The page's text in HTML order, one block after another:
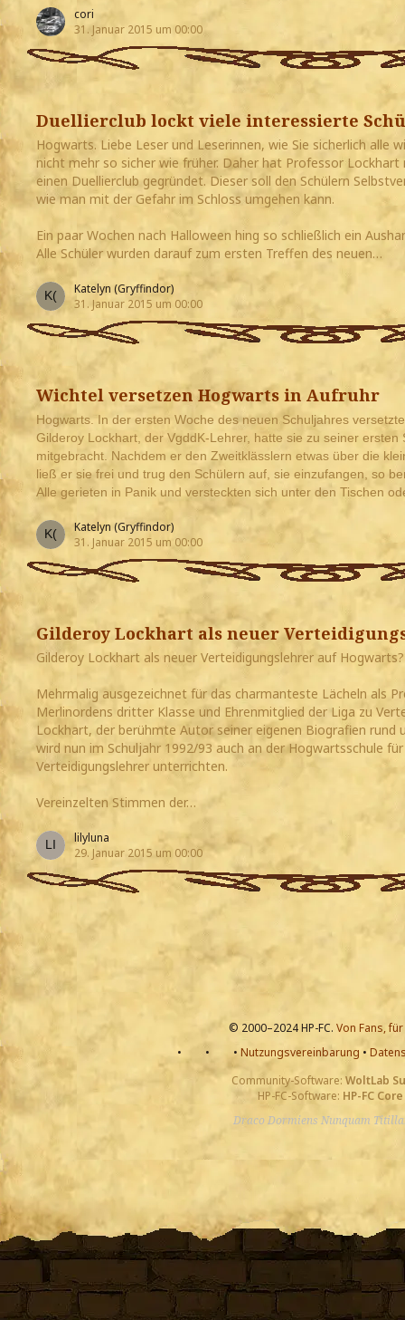
cori
31. Januar 2015 um 00:00
Duellierclub lockt viele interessierte
Hogwarts. Liebe Leser und Leserinnen, wie Sie sicherlich alle
nicht mehr so sicher wie früher. Daher hat Professor
einen Duellierclub gegründet. Dieser soll den Schülern
wie man mit der Gefahr im Schloss umgehen kann.
Ein paar Wochen nach Halloween hing so schließlich ein
Alle Schüler wurden darauf zum ersten Treffen des neuen…
Katelyn (Gryffindor)
31. Januar 2015 um 00:00
Wichtel versetzen Hogwarts in Aufruhr
Hogwarts. In der ersten Woche des neuen Schuljahres
Gilderoy Lockhart, der VgddK-Lehrer, hatte sie zu seiner ersten
mitgebracht. Nachdem er den Zweitklässlern etwas über die
ließ er sie frei und trug den Schülern auf, sie einzufangen, so
Alle gerieten in Panik und versteckten sich unter den Tischen
Katelyn (Gryffindor)
31. Januar 2015 um 00:00
Gilderoy Lockhart als neuer
Gilderoy Lockhart als neuer Verteidigungslehrer auf Hogwarts?
Mehrmalig ausgezeichnet für das charmanteste Lächeln als
Merlinordens dritter Klasse und Ehrenmitglied der Liga zu
Lockhart, der berühmte Autor seiner eigenen Biografien rund
wird nun im Schuljahr 1992/93 auch an der Hogwartsschule
Verteidigungslehrer unterrichten.
Vereinzelten Stimmen der…
lilyluna
29. Januar 2015 um 00:00
© 2000–2024 HP-FC. Von Fans,
•
• • Nutzungsvereinbarung •
Community-Software: WoltLab
HP-FC-Software: HP-FC Core
Draco Dormiens Nunquam